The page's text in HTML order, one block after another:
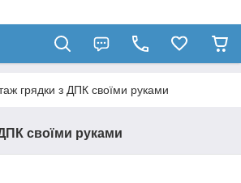
грядки з ДПК своїми руками
своїми руками